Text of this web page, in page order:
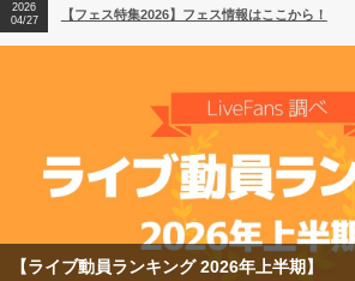
2026
04/27
【フェス特集2026】フェス情報はここから！
2026
【ライブ動員ランキング 2026年上半期】